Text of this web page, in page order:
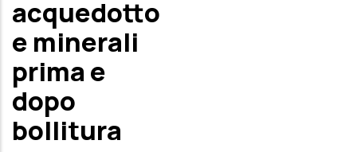
acquedotto
e minerali
prima e
dopo
bollitura